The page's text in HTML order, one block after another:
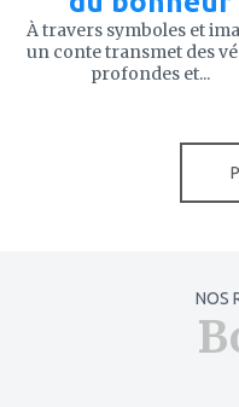
À travers symboles et
un conte transmet des
profondes et...
NOS